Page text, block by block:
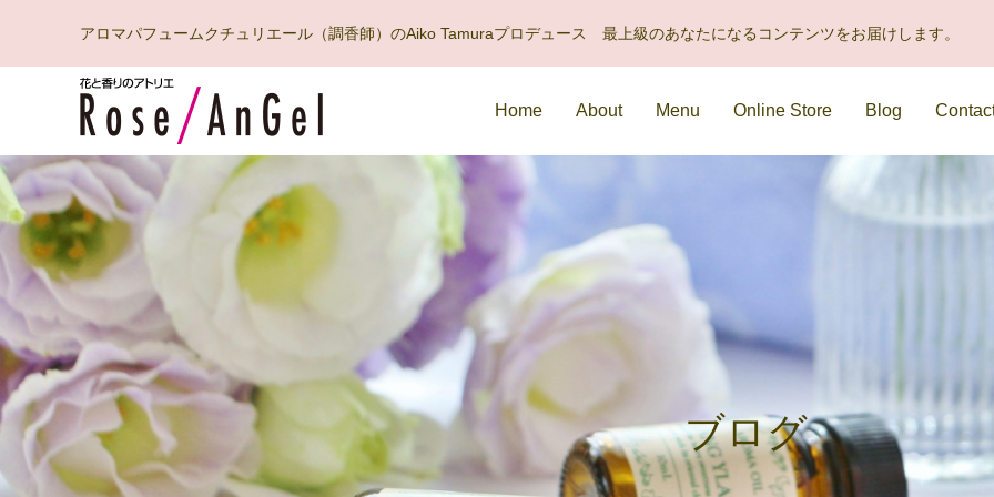
アロマパフュームクチュリエール（調香師）のAiko Tamuraプロデュース 最上級のあなたになるコンテンツをお届けします。
Home About Menu Online Store Blog
ブログ